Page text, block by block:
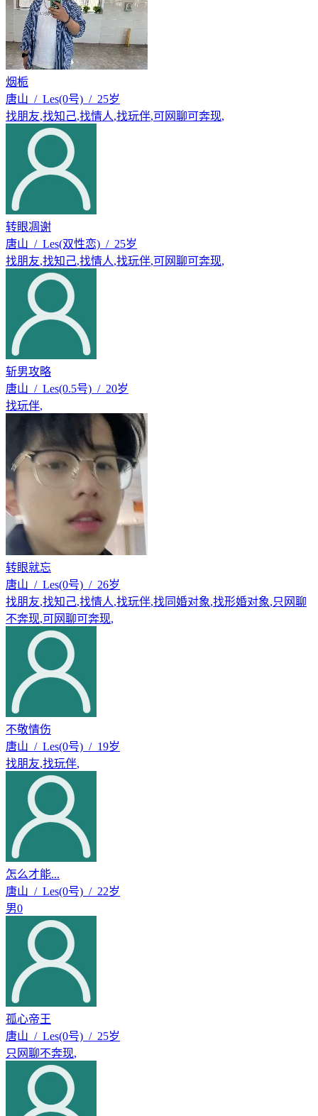
烟栀
唐山 / Les(0号) / 25岁
找朋友,找知己,找情人,找玩伴,可网聊可奔现,
转眼凋谢
唐山 / Les(双性恋) / 25岁
找朋友,找知己,找情人,找玩伴,可网聊可奔现,
斩男攻略
唐山 / Les(0.5号) / 20岁
找玩伴,
转眼就忘
唐山 / Les(0号) / 26岁
找朋友,找知己,找情人,找玩伴,找同婚对象,找形婚对象,只网聊
不奔现,可网聊可奔现,
不敬情伤
唐山 / Les(0号) / 19岁
找朋友,找玩伴,
怎么才能...
唐山 / Les(0号) / 22岁
男0
孤心帝王
唐山 / Les(0号) / 25岁
只网聊不奔现,